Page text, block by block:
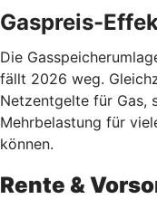
Gaspreis-
Die
fällt 2026 weg.
Netzentgelte für Gas,
Mehrbelastung für
können.
Rente &